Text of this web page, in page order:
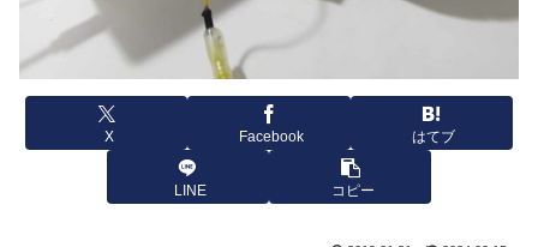
X Facebook はてブ
LINE コピー